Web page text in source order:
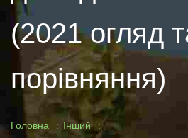
(2021 огляд
порівняння)
Головна
Інший